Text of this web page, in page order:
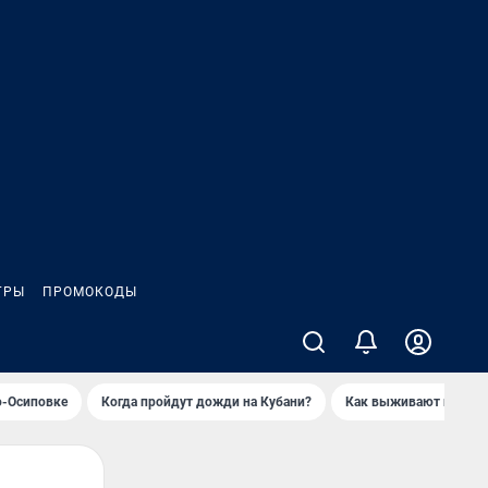
ПРОМОКОДЫ
Осиповке Когда пройдут дожди на Кубани? Как выживают